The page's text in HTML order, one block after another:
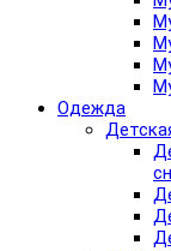
Одежда